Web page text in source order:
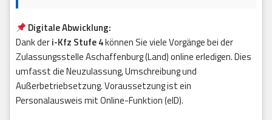
Digitale Abwicklung:
Dank deri-Kfz Stufe 4können Sie viele Vorgänge bei der
Zulassungsstelle Aschaffenburg (Land) online erledigen. Dies
umfasst die Neuzulassung, Umschreibung und
Außerbetriebsetzung. Voraussetzung ist ein
Personalausweis mit Online-Funktion (eID).